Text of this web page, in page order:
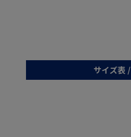
サイズ表 /